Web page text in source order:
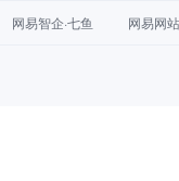
网易智企·七鱼 网易网